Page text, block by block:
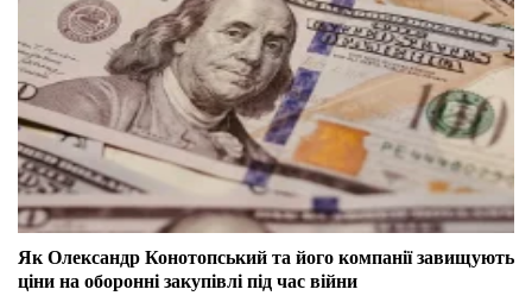
Як Олександр Конотопський та його компанії завищують
ціни на оборонні закупівлі під час війни